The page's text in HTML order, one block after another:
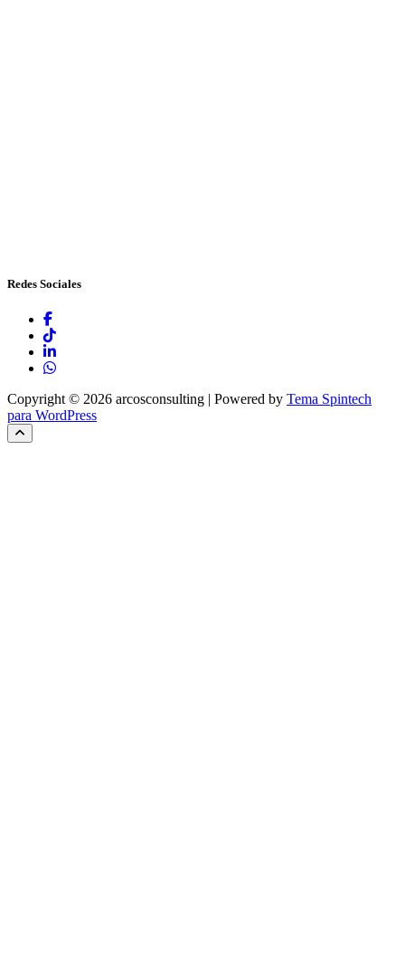
Redes Sociales
Copyright © 2026 arcosconsulting | Powered by Tema Spintech
para WordPress